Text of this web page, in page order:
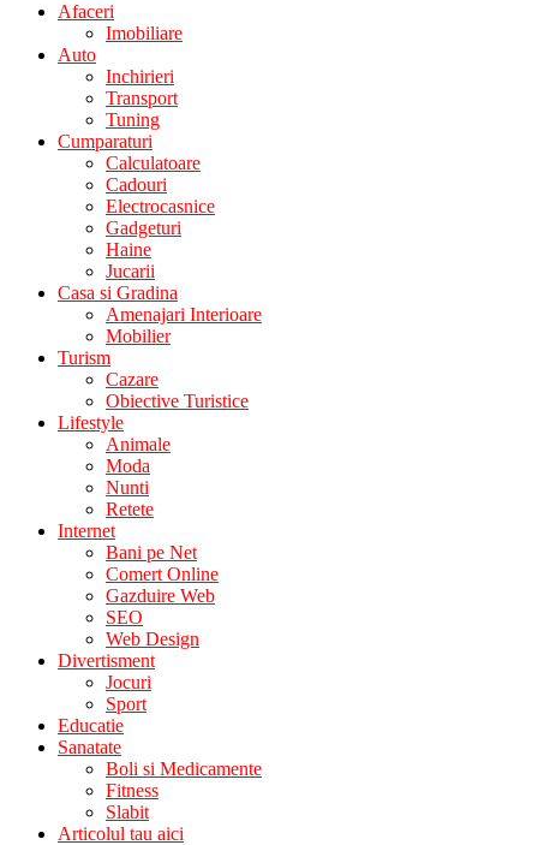
Afaceri
Imobiliare
Auto
Inchirieri
Transport
Tuning
Cumparaturi
Calculatoare
Cadouri
Electrocasnice
Gadgeturi
Haine
Jucarii
Casa si Gradina
Amenajari Interioare
Mobilier
Turism
Cazare
Obiective Turistice
Lifestyle
Animale
Moda
Nunti
Retete
Internet
Bani pe Net
Comert Online
Gazduire Web
SEO
Web Design
Divertisment
Jocuri
Sport
Educatie
Sanatate
Boli si Medicamente
Fitness
Slabit
Articolul tau aici